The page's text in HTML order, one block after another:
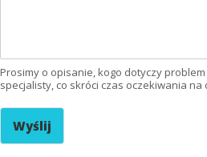
Prosimy o opisanie, kogo dotyczy
specjalisty, co skróci czas oczekiwania na
Wyślij